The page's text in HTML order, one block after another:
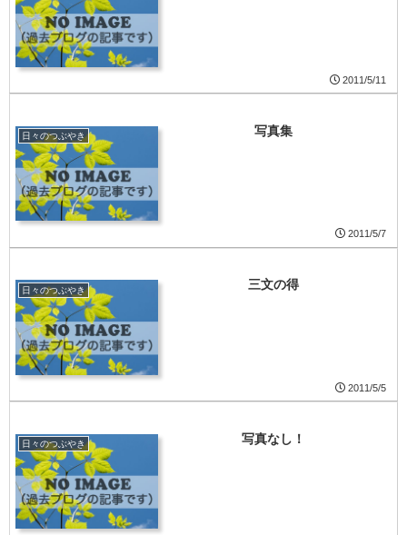
2011/5/11
日々のつぶやき 写真集
2011/5/7
日々のつぶやき 三文の得
2011/5/5
日々のつぶやき 写真なし！